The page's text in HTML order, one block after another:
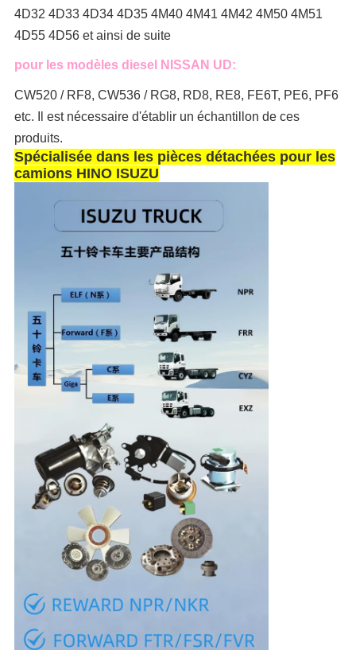
4D32 4D33 4D34 4D35 4M40 4M41 4M42 4M50 4M51
4D55 4D56 et ainsi de suite
pour les modèles diesel NISSAN UD:
CW520 / RF8, CW536 / RG8, RD8, RE8, FE6T, PE6, PF6
etc. Il est nécessaire d'établir un échantillon de ces
produits.
Spécialisée dans les pièces détachées pour les
camions HINO ISUZU